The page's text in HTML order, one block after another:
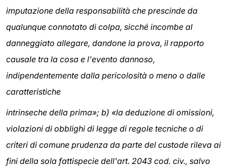
imputazione della responsabilità che prescinde da
qualunque connotato di colpa, sicché incombe al
danneggiato allegare, dandone la prova, il rapporto
causale tra la cosa e l'evento dannoso,
indipendentemente dalla pericolosità o meno o dalle
caratteristiche
intrinseche della prima»; b) «la deduzione di omissioni,
violazioni di obblighi di legge di regole tecniche o di
criteri di comune prudenza da parte del custode rileva ai
fini della sola fattispecie dell'art. 2043 cod. civ., salvo